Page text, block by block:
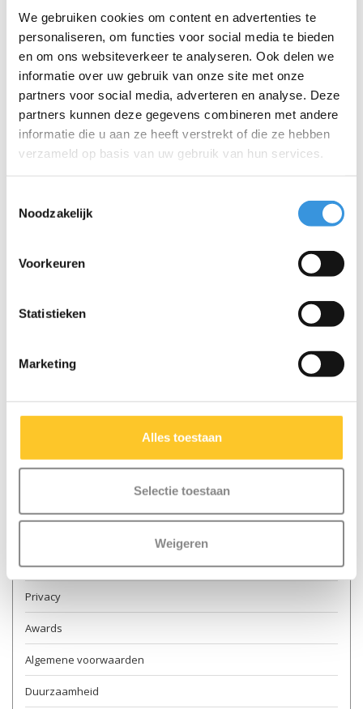
We gebruiken cookies om content en advertenties te
personaliseren, om functies voor social media te bieden
en om ons websiteverkeer te analyseren. Ook delen we
informatie over uw gebruik van onze site met onze
partners voor social media, adverteren en analyse. Deze
partners kunnen deze gegevens combineren met andere
informatie die u aan ze heeft verstrekt of die ze hebben
verzameld op basis van uw gebruik van hun services.
Noodzakelijk
Voorkeuren
Statistieken
Marketing
Alles toestaan
Selectie toestaan
Weigeren
Telefoon:
Onderwerp:*
Bericht:*
* Verplichte velden
Contact & openingstijden
Verkooppunten
Retourneren
Veilig steppen
Privacy
Awards
Algemene voorwaarden
Duurzaamheid